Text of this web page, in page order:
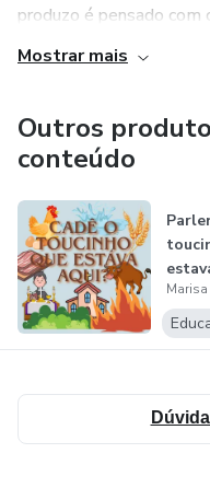
produzo é pensado com
Mostrar mais
Outros
conteúdo